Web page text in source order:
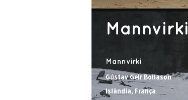
Mannvirki
Mannvirki
Gústav Geir Bollason
Islândia, França